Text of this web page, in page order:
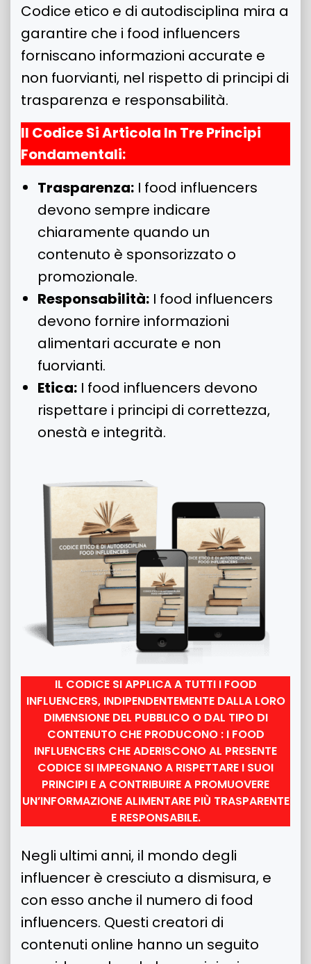
Codice etico e di autodisciplina mira a
garantire che i food influencers
forniscano informazioni accurate e
non fuorvianti, nel rispetto di principi di
trasparenza e responsabilità.
Il Codice Si Articola In Tre Principi
Fondamentali:
Trasparenza: I food influencers
devono sempre indicare
chiaramente quando un
contenuto è sponsorizzato o
promozionale.
Responsabilità: I food influencers
devono fornire informazioni
alimentari accurate e non
fuorvianti.
Etica: I food influencers devono
rispettare i principi di correttezza,
onestà e integrità.
IL CODICE SI APPLICA A TUTTI I FOOD
INFLUENCERS, INDIPENDENTEMENTE DALLA LORO
DIMENSIONE DEL PUBBLICO O DAL TIPO DI
CONTENUTO CHE PRODUCONO : I FOOD
INFLUENCERS CHE ADERISCONO AL PRESENTE
CODICE SI IMPEGNANO A RISPETTARE I SUOI
PRINCIPI E A CONTRIBUIRE A PROMUOVERE
UN’INFORMAZIONE ALIMENTARE PIÙ TRASPARENTE
E RESPONSABILE.
Negli ultimi anni, il mondo degli
influencer è cresciuto a dismisura, e
con esso anche il numero di food
influencers. Questi creatori di
contenuti online hanno un seguito